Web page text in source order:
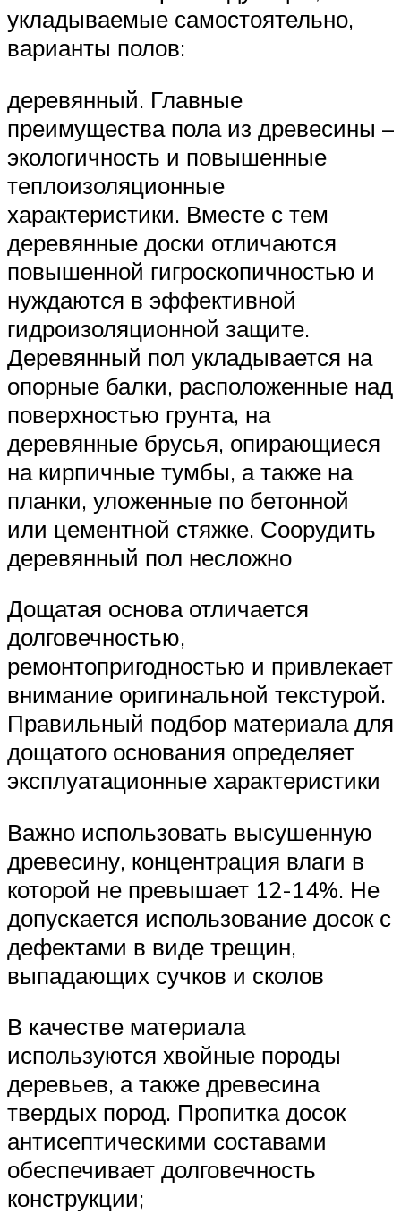
укладываемые самостоятельно,
варианты полов:
деревянный. Главные
преимущества пола из древесины –
экологичность и повышенные
теплоизоляционные
характеристики. Вместе с тем
деревянные доски отличаются
повышенной гигроскопичностью и
нуждаются в эффективной
гидроизоляционной защите.
Деревянный пол укладывается на
опорные балки, расположенные над
поверхностью грунта, на
деревянные брусья, опирающиеся
на кирпичные тумбы, а также на
планки, уложенные по бетонной
или цементной стяжке. Соорудить
деревянный пол несложно
Дощатая основа отличается
долговечностью,
ремонтопригодностью и привлекает
внимание оригинальной текстурой.
Правильный подбор материала для
дощатого основания определяет
эксплуатационные характеристики
Важно использовать высушенную
древесину, концентрация влаги в
которой не превышает 12-14%. Не
допускается использование досок с
дефектами в виде трещин,
выпадающих сучков и сколов
В качестве материала
используются хвойные породы
деревьев, а также древесина
твердых пород. Пропитка досок
антисептическими составами
обеспечивает долговечность
конструкции;